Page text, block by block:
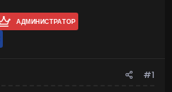
АДМИНИСТРАТОР
#1